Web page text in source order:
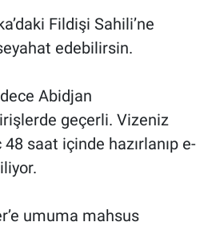
Fildişi Sahili’ne
edebilirsin.
Abidjan
geçerli. Vizeniz
saat içinde hazırlanıp e-
umuma mahsus